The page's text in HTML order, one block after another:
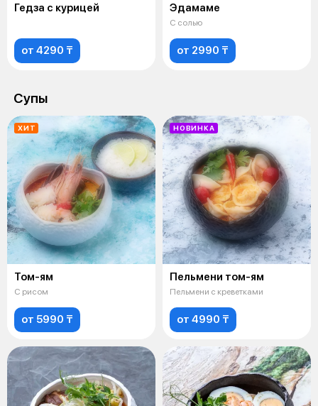
Гедза с курицей
от 4290 ₸
Эдамаме
С солью
от 2990 ₸
Супы
ХИТ
Том-ям
С рисом
от 5990 ₸
НОВИНКА
Пельмени том-ям
Пельмени с креветками
от 4990 ₸